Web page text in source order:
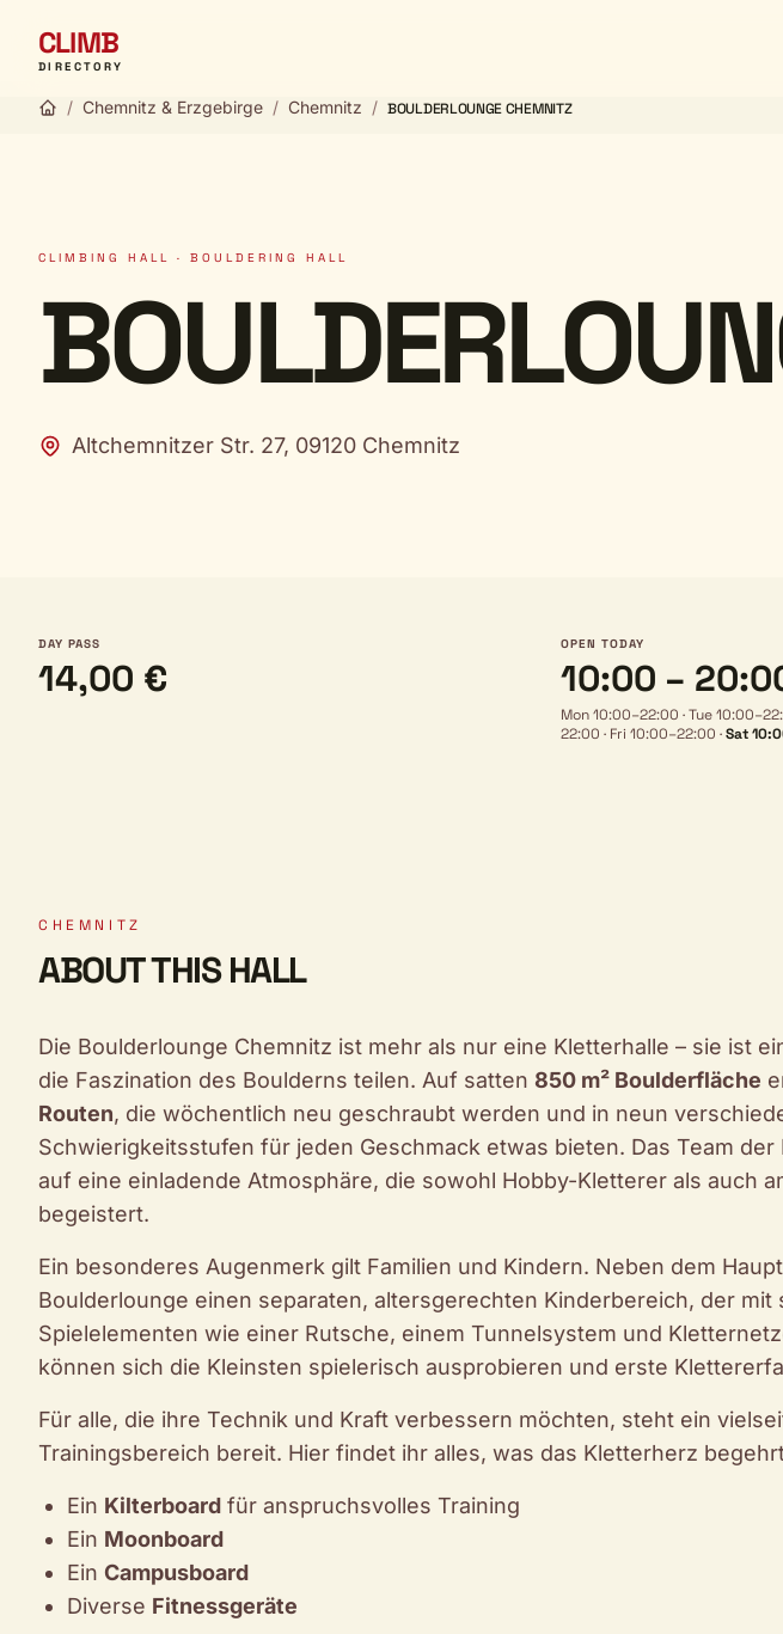
CLIMB
DIRECTORY
/ Chemnitz & Erzgebirge / Chemnitz / BOULDERLOUNGE CHEMNITZ
CLIMBING HALL · BOULDERING HALL
Altchemnitzer Str. 27, 09120 Chemnitz
DAY PASS
14,00 €
OPEN TODAY
10:00 –
Mon 10:00–22:00 ·Tue
22:00 · Fri 10:00–22:00 ·Sat
CHEMNITZ
ABOUT THIS HALL
Die Boulderlounge Chemnitz ist mehr als nur eine Kletterhalle – sie ist
die Faszination des Boulderns teilen. Auf satten 850 m² Boulderfläche
Routen, die wöchentlich neu geschraubt werden und in neun
Schwierigkeitsstufen für jeden Geschmack etwas bieten. Das Team
auf eine einladende Atmosphäre, die sowohl Hobby-Kletterer als auch
begeistert.
Ein besonderes Augenmerk gilt Familien und Kindern. Neben dem
Boulderlounge einen separaten, altersgerechten Kinderbereich, der mit
Spielelementen wie einer Rutsche, einem Tunnelsystem und
können sich die Kleinsten spielerisch ausprobieren und erste
Für alle, die ihre Technik und Kraft verbessern möchten, steht ein
Trainingsbereich bereit. Hier findet ihr alles, was das Kletterherz
Ein Kilterboard für anspruchsvolles Training
Ein Moonboard
Ein Campusboard
Diverse Fitnessgeräte